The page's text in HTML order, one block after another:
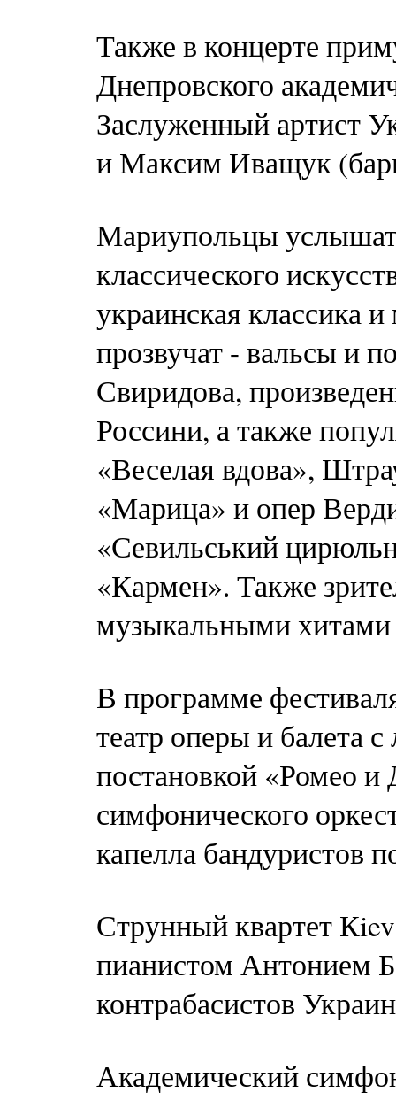
Также в концерте
Днепровского
Заслуженный артист
и Максим Иващук
Мариупольцы
классического
украинская классика
прозвучат - вальсы и
Свиридова,
Россини, а также
«Веселая вдова»,
«Марица» и опер
«Севильський
«Кармен». Также
музыкальными хитами
В программе
театр оперы и балета
постановкой «Ромео
симфонического
капелла бандуристов
Струнный квартет
пианистом Антонием
контрабасистов
Академический